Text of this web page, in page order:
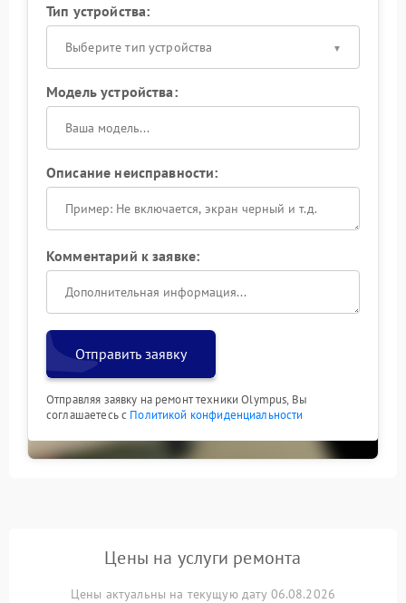
Тип устройства:
Выберите тип устройства
Модель устройства:
Описание неисправности:
Комментарий к заявке:
Отправить заявку
Отправляя заявку на ремонт техники Olympus, Вы
соглашаетесь с Политикой конфиденциальности
Цены на услуги ремонта
Цены актуальны на текущую дату 06.08.2026